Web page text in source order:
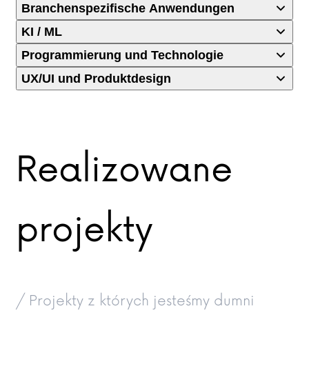
Branchenspezifische Anwendungen
KI / ML
Programmierung und Technologie
UX/UI und Produktdesign
Realizowane
projekty
/ Projekty z których jesteśmy dumni